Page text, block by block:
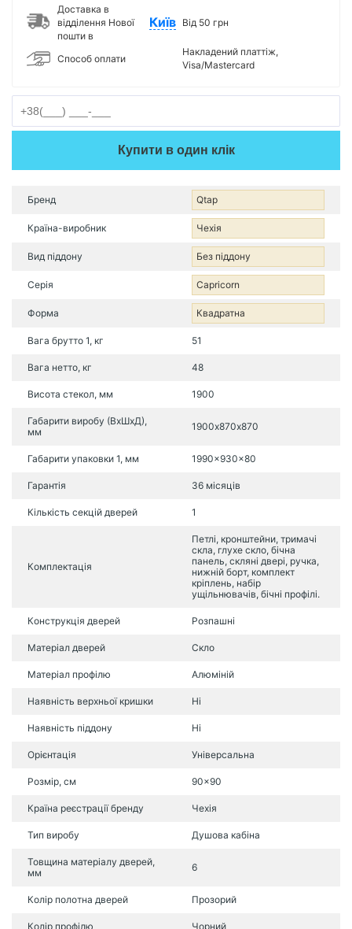
Доставка в
відділення Нової
пошти в
Київ Від 50 грн
Способ оплати
Накладений платтіж,
Visa/Mastercard
Купити в один клік
Бренд Qtap
Країна-виробник Чехія
Вид піддону Без піддону
Серія Capricorn
Форма Квадратна
Вага брутто 1, кг 51
Вага нетто, кг 48
Висота стекол, мм 1900
Габарити виробу (ВхШхД),
мм
1900х870х870
Габарити упаковки 1, мм 1990x930x80
Гарантія 36 місяців
Кількість секцій дверей 1
Комплектація
Петлі, кронштейни, тримачі
скла, глухе скло, бічна
панель, скляні двері, ручка,
нижній борт, комплект
кріплень, набір
ущільнювачів, бічні профілі.
Конструкція дверей Розпашні
Матеріал дверей Скло
Матеріал профілю Алюміній
Наявність верхньої кришки Ні
Наявність піддону Ні
Орієнтація Універсальна
Розмір, см 90x90
Країна реєстрації бренду Чехія
Тип виробу Душова кабіна
Товщина матеріалу дверей,
мм
6
Колір полотна дверей Прозорий
Колір профілю Чорний